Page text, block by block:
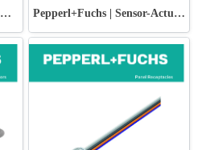
Pepperl+Fuchs | Bulk Raw Cable Pepperl+Fuchs | Sensor-Actuator Splitters